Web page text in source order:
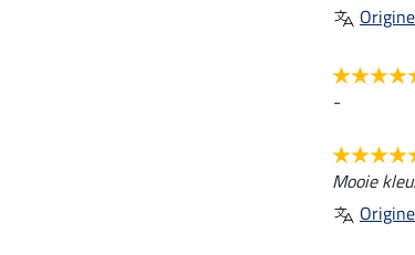
-
Mooie